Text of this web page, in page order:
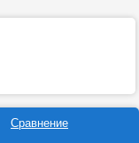
Сравнение